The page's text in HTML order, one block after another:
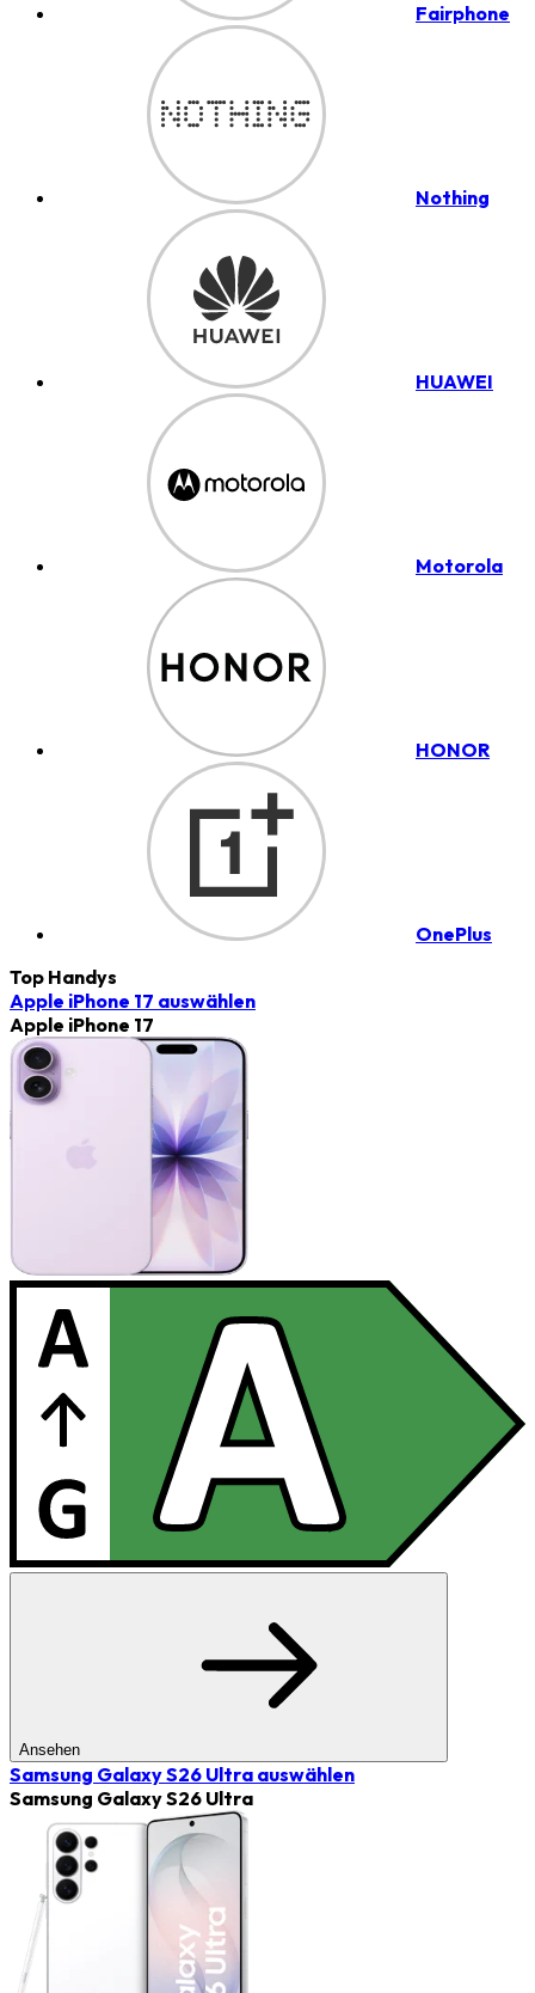
Fairphone
Nothing
HUAWEI
Motorola
HONOR
OnePlus
Top Handys
Apple iPhone 17 auswählen
Apple iPhone 17
Ansehen
Samsung Galaxy S26 Ultra auswählen
Samsung Galaxy S26 Ultra